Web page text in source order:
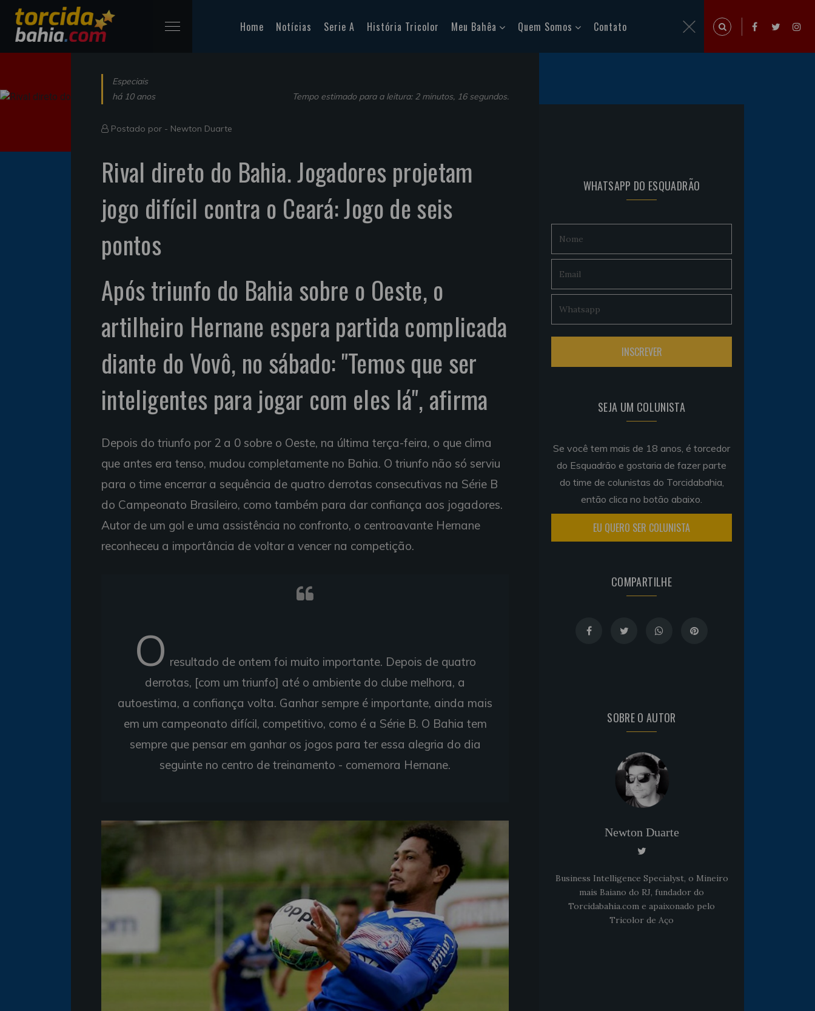
Home Notícias Serie A História Tricolor Meu Bahêa Quem Somos Contato
Especiais
há 10 anos
Tempo estimado para a leitura: 2 minutos, 16 segundos.
Postado por - Newton Duarte
Rival direto do Bahia. Jogadores projetam
jogo difícil contra o Ceará: Jogo de seis
pontos
Após triunfo do Bahia sobre o Oeste, o
artilheiro Hernane espera partida complicada
diante do Vovô, no sábado: "Temos que ser
inteligentes para jogar com eles lá", afirma
Depois do triunfo por 2 a 0 sobre o Oeste, na última terça-feira, o que clima
que antes era tenso, mudou completamente no Bahia. O triunfo não só serviu
para o time encerrar a sequência de quatro derrotas consecutivas na Série B
do Campeonato Brasileiro, como também para dar confiança aos jogadores.
Autor de um gol e uma assistência no confronto, o centroavante Hernane
reconheceu a importância de voltar a vencer na competição.
O resultado de ontem foi muito importante. Depois de quatro
derrotas, [com um triunfo] até o ambiente do clube melhora, a
autoestima, a confiança volta. Ganhar sempre é importante, ainda mais
em um campeonato difícil, competitivo, como é a Série B. O Bahia tem
sempre que pensar em ganhar os jogos para ter essa alegria do dia
seguinte no centro de treinamento - comemora Hernane.
WHATSAPP DO ESQUADRÃO
SEJA UM COLUNISTA
Se você tem mais de 18 anos, é torcedor
do Esquadrão e gostaria de fazer parte
do time de colunistas do Torcidabahia,
então clica no botão abaixo.
EU QUERO SER COLUNISTA
COMPARTILHE
SOBRE O AUTOR
Newton Duarte
Business Intelligence Specialyst, o Mineiro
mais Baiano do RJ, fundador do
Torcidabahia.com e apaixonado pelo
Tricolor de Aço